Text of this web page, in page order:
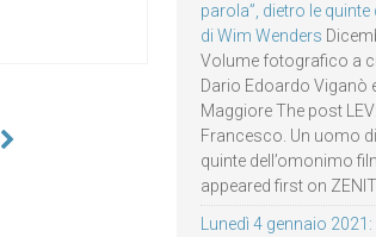
parola”, dietro le
di Wim Wenders
Volume fotografico a
Dario Edoardo Viganò
Maggiore The post
Francesco. Un uomo
quinte dell’omonimo
appeared first on
Lunedì 4 gennaio